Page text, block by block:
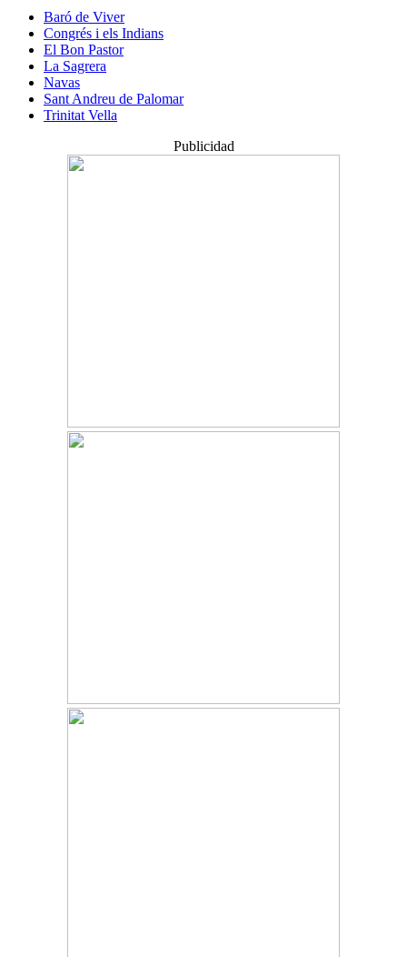
Baró de Viver
Congrés i els Indians
El Bon Pastor
La Sagrera
Navas
Sant Andreu de Palomar
Trinitat Vella
Publicidad